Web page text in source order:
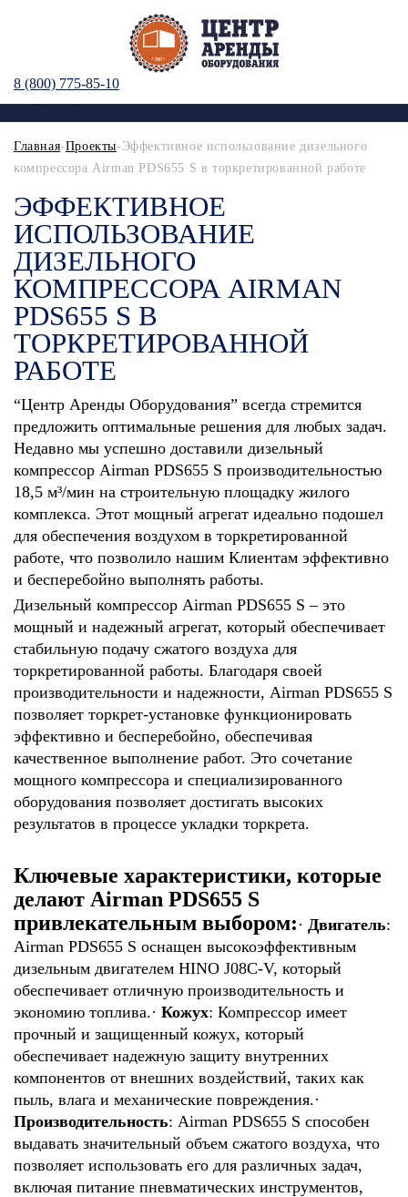
8 (800) 775-85-10
Главная-Проекты-Эффективное использование дизельного
компрессора Airman PDS655 S в торкретированной работе
ЭФФЕКТИВНОЕ
ИСПОЛЬЗОВАНИЕ
ДИЗЕЛЬНОГО
КОМПРЕССОРА AIRMAN
PDS655 S В
ТОРКРЕТИРОВАННОЙ
РАБОТЕ
“Центр Аренды Оборудования” всегда стремится
предложить оптимальные решения для любых задач.
Недавно мы успешно доставили дизельный
компрессор Airman PDS655 S производительностью
18,5 м³/мин на строительную площадку жилого
комплекса. Этот мощный агрегат идеально подошел
для обеспечения воздухом в торкретированной
работе, что позволило нашим Клиентам эффективно
и бесперебойно выполнять работы.
Дизельный компрессор Airman PDS655 S – это
мощный и надежный агрегат, который обеспечивает
стабильную подачу сжатого воздуха для
торкретированной работы. Благодаря своей
производительности и надежности, Airman PDS655 S
позволяет торкрет-установке функционировать
эффективно и бесперебойно, обеспечивая
качественное выполнение работ. Это сочетание
мощного компрессора и специализированного
оборудования позволяет достигать высоких
результатов в процессе укладки торкрета.
Ключевые характеристики, которые
делают Airman PDS655 S
привлекательным выбором: · Двигатель:
Airman PDS655 S оснащен высокоэффективным
дизельным двигателем HINO J08C-V, который
обеспечивает отличную производительность и
экономию топлива.· Кожух: Компрессор имеет
прочный и защищенный кожух, который
обеспечивает надежную защиту внутренних
компонентов от внешних воздействий, таких как
пыль, влага и механические повреждения.·
Производительность: Airman PDS655 S способен
выдавать значительный объем сжатого воздуха, что
позволяет использовать его для различных задач,
включая питание пневматических инструментов,